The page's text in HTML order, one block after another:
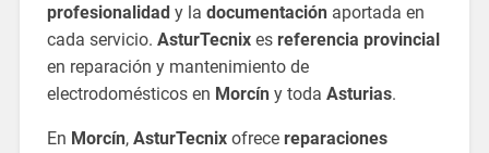
profesionalidady la documentaciónaportada en
cada servicio. AsturTecnixes referencia provincial
en reparación y mantenimiento de
electrodomésticos en Morcíny toda Asturias.
En Morcín, AsturTecnixofrece reparaciones